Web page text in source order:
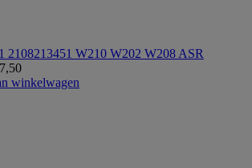
2108213451 W210 W202 W208 ASR
7,50
winkelwagen